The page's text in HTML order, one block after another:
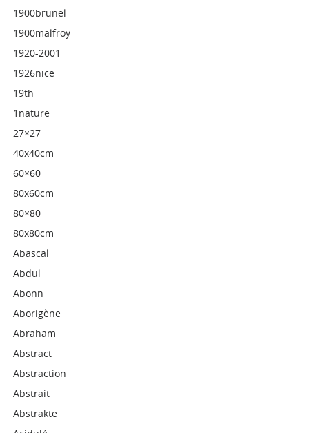
1900brunel
1900malfroy
1920-2001
1926nice
19th
1nature
27×27
40x40cm
60×60
80x60cm
80×80
80x80cm
Abascal
Abdul
Abonn
Aborigène
Abraham
Abstract
Abstraction
Abstrait
Abstrakte